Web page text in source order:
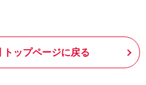
トップページに戻る